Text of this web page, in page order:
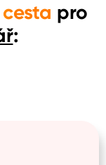
pro
: